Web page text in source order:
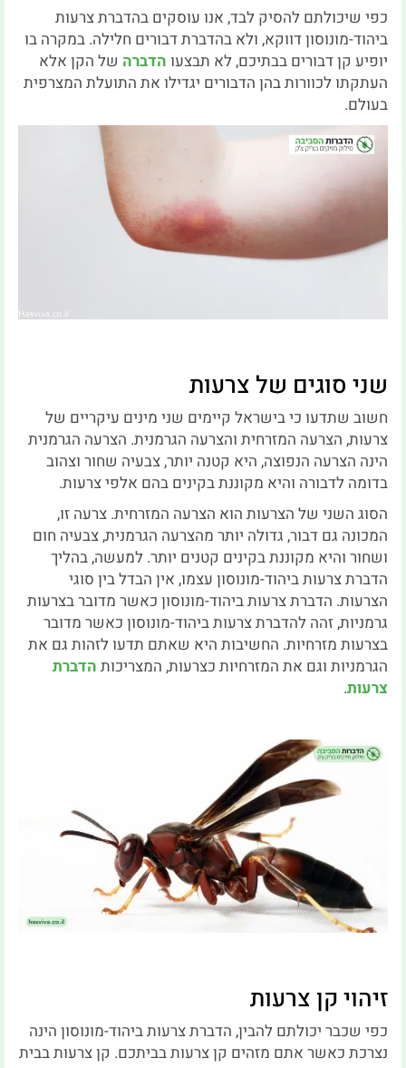
כפי שיכולתם להסיק לבד, אנו עוסקים בהדברת צרעות
ביהוד-מונוסון דווקא, ולא בהדברת דבורים חלילה. במקרה בו
יופיע קן דבורים בבתיכם, לא תבצעו הדברה של הקן אלא
העתקתו לכוורות בהן הדבורים יגדילו את התועלת המצרפית
בעולם.
שני סוגים של צרעות
חשוב שתדעו כי בישראל קיימים שני מינים עיקריים של
צרעות, הצרעה המזרחית והצרעה הגרמנית. הצרעה הגרמנית
הינה הצרעה הנפוצה, היא קטנה יותר, צבעיה שחור וצהוב
בדומה לדבורה והיא מקוננת בקינים בהם אלפי צרעות.
הסוג השני של הצרעות הוא הצרעה המזרחית. צרעה זו,
המכונה גם דבור, גדולה יותר מהצרעה הגרמנית, צבעיה חום
ושחור והיא מקוננת בקינים קטנים יותר. למעשה, בהליך
הדברת צרעות ביהוד-מונוסון עצמו, אין הבדל בין סוגי
הצרעות. הדברת צרעות ביהוד-מונוסון כאשר מדובר בצרעות
גרמניות, זהה להדברת צרעות ביהוד-מונוסון כאשר מדובר
בצרעות מזרחיות. החשיבות היא שאתם תדעו לזהות גם את
הגרמניות וגם את המזרחיות כצרעות, המצריכות הדברת
צרעות.
זיהוי קן צרעות
כפי שכבר יכולתם להבין, הדברת צרעות ביהוד-מונוסון הינה
נצרכת כאשר אתם מזהים קן צרעות בביתכם. קן צרעות בבית